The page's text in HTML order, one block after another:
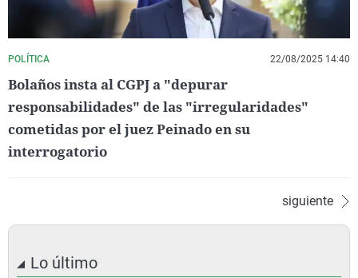
POLÍTICA 22/08/2025 14:40
Bolaños insta al CGPJ a "depurar
responsabilidades" de las "irregularidades"
cometidas por el juez Peinado en su
interrogatorio
siguiente
Lo último